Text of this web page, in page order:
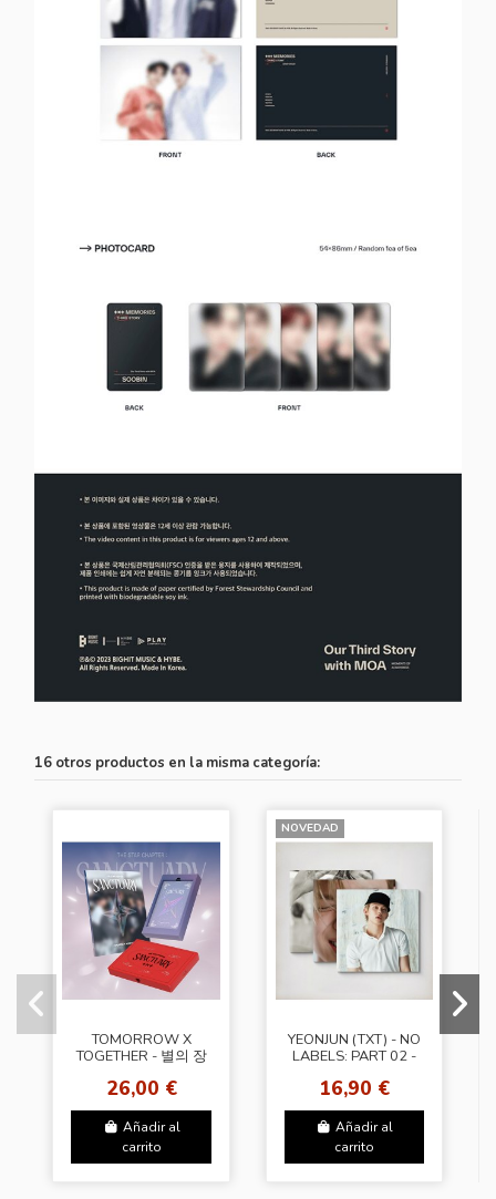
16 otros productos en la misma categoría:
TOMORROW X
TOGETHER - 별의 장
[Random Cover]
26,00 €
Añadir al
carrito
NOVEDAD
YEONJUN (TXT) - NO
LABELS: PART 02 -
(3Types Random)
16,90 €
Añadir al
carrito